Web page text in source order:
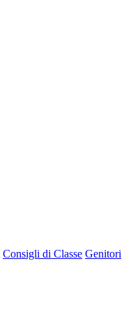
Consigli di Classe Genitori